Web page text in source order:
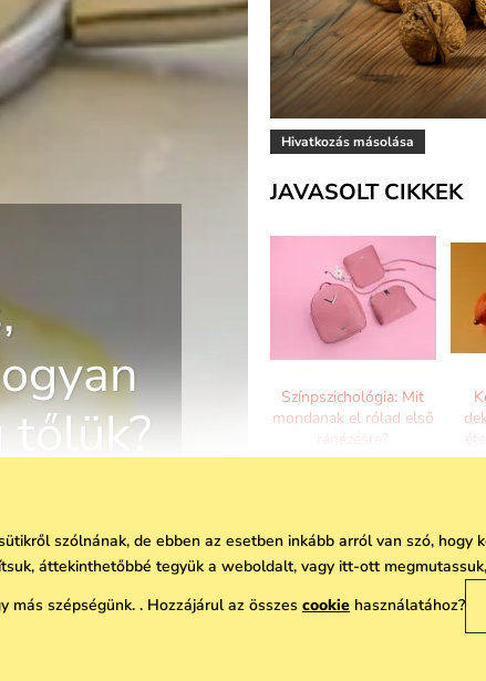
tőlük?
Hivatkozás másolása
JAVASOLT CIKKEK
Színpszichológia: Mit
mondanak el rólad első
ránézésre?
szólnának, de ebben az esetben inkább arról van szó, hogy
áttekinthetőbbé tegyük a weboldalt, vagy itt-ott
más szépségünk. . Hozzájárul az összes cookie használatához?